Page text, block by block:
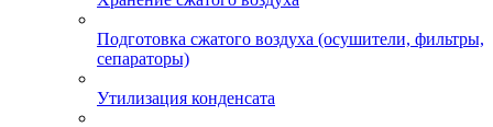
Подготовка сжатого воздуха (осушители, фильтры,
сепараторы)
Утилизация конденсата